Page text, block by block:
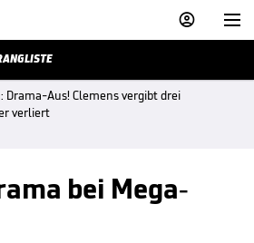


Drama-Aus! Clemens vergibt drei
verliert
bei Mega-